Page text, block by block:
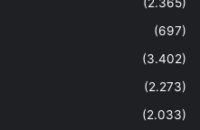
(697)
(3.402)
(2.273)
(2.033)